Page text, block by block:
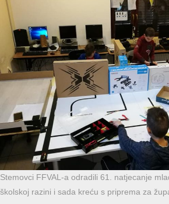
Stemovci FFVAL-a odradili 61. natjecanje
školskoj razini i sada kreću s priprema za